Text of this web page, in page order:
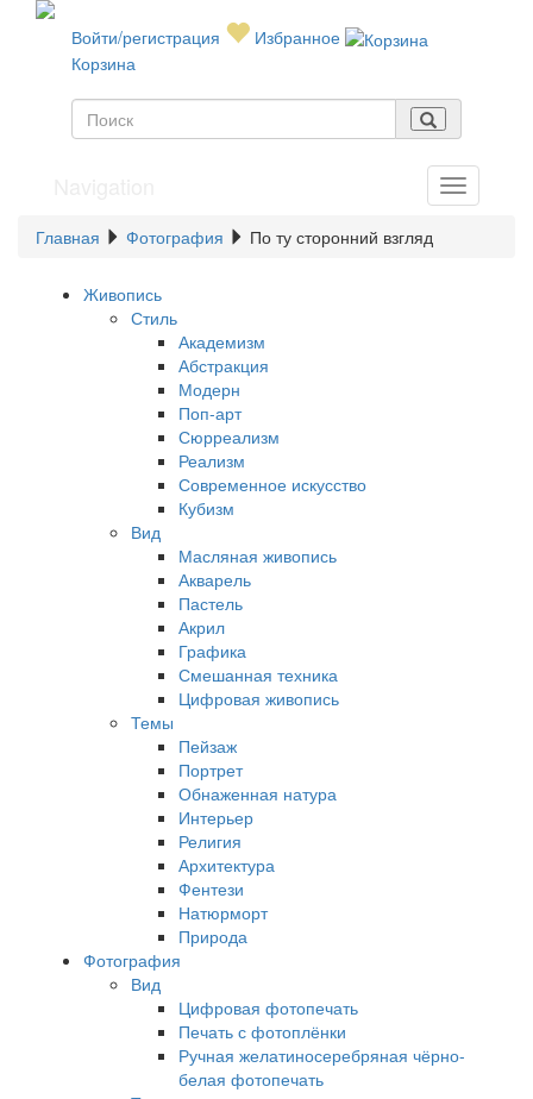
Войти/регистрация
Избранное
Корзина
Главная Фотография По ту сторонний взгляд
Живопись
Стиль
Академизм
Абстракция
Модерн
Поп-арт
Сюрреализм
Реализм
Современное искусство
Кубизм
Вид
Масляная живопись
Акварель
Пастель
Акрил
Графика
Смешанная техника
Цифровая живопись
Темы
Пейзаж
Портрет
Обнаженная натура
Интерьер
Религия
Архитектура
Фентези
Натюрморт
Природа
Фотография
Вид
Цифровая фотопечать
Печать с фотоплёнки
Ручная желатиносеребряная чёрно-
белая фотопечать